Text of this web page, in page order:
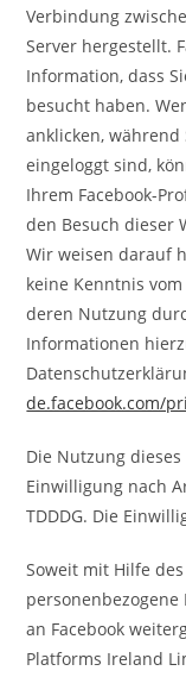
Verbindung
Server hergestellt.
Information, dass
besucht haben.
anklicken, während
eingeloggt sind,
Ihrem Facebook-
den Besuch dieser
Wir weisen darauf
keine Kenntnis
deren Nutzung
Informationen
de.facebook.com/
Die Nutzung
Einwilligung nach
TDDDG. Die
Soweit mit Hilfe
an Facebook
Platforms Ireland